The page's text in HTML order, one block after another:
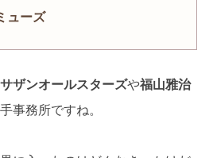
ューズ
サザンオールスターズや福山雅治
事務所ですね。